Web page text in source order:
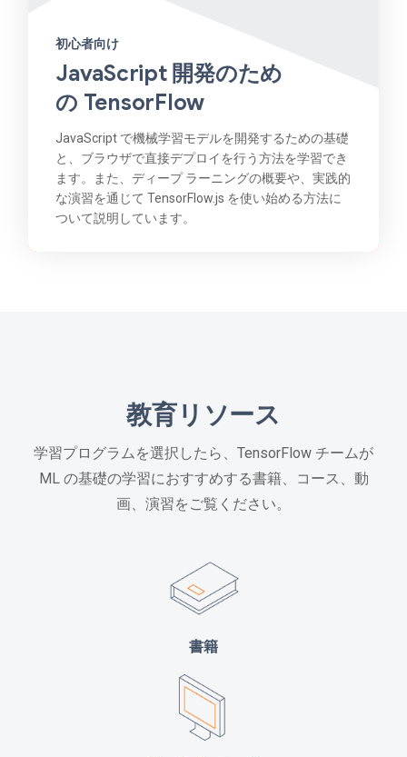
初心者向け
JavaScript 開発のため
の TensorFlow
JavaScript で機械学習モデルを開発するための基礎
と、ブラウザで直接デプロイを行う方法を学習でき
ます。また、ディープ ラーニングの概要や、実践的
な演習を通じて TensorFlow.js を使い始める方法に
ついて説明しています。
教育リソース
学習プログラムを選択したら、TensorFlow チームが
ML の基礎の学習におすすめする書籍、コース、動
画、演習をご覧ください。
書籍